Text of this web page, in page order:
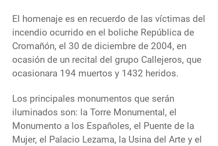
El homenaje es en recuerdo de las víctimas del
incendio ocurrido en el boliche República de
Cromañón, el 30 de diciembre de 2004, en
ocasión de un recital del grupo Callejeros, que
ocasionara 194 muertos y 1432 heridos.
Los principales monumentos que serán
iluminados son: la Torre Monumental, el
Monumento a los Españoles, el Puente de la
Mujer, el Palacio Lezama, la Usina del Arte y el